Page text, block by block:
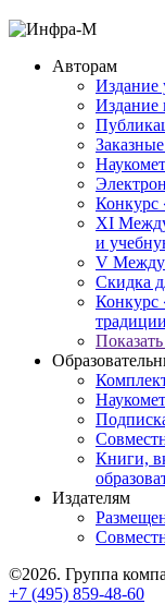
Авторам
Издание
Издание
Конкурс
XI
и
V
Скидка
Конкурс
Книги,
Издателям
©2026. Группа
+7 (495) 859-48-60